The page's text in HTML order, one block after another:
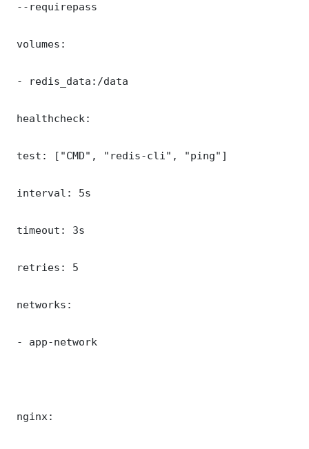
--requirepass
volumes:
- redis_data:/data
healthcheck:
test: ["CMD", "redis-cli", "ping"]
interval: 5s
timeout: 3s
retries: 5
networks:
- app-network
nginx: